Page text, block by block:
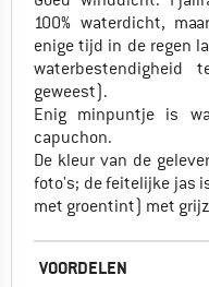
100% waterdicht,
enige tijd in de regen
waterbestendigheid
geweest).
Enig minpuntje is
capuchon.
De kleur van de
foto's; de feitelijke jas
met groentint) met
VOORDELEN